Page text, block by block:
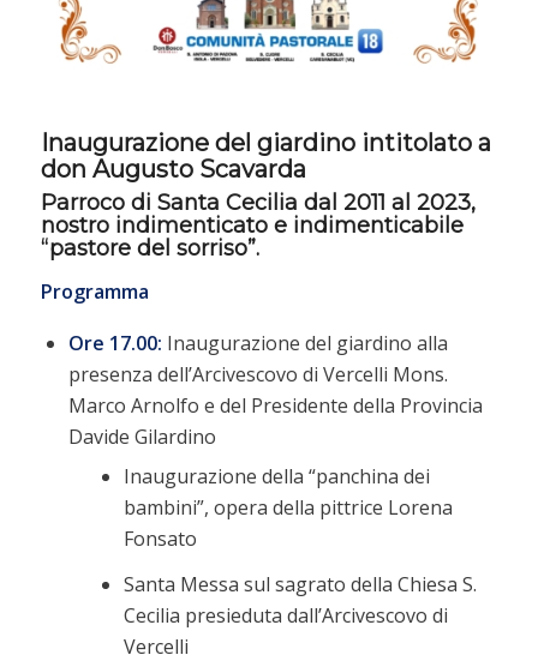
Inaugurazione del giardino intitolato a
don Augusto Scavarda
Parroco di Santa Cecilia dal 2011 al 2023,
nostro indimenticato e indimenticabile
“pastore del sorriso”.
Programma
Ore 17.00: Inaugurazione del giardino alla
presenza dell’Arcivescovo di Vercelli Mons.
Marco Arnolfo e del Presidente della Provincia
Davide Gilardino
Inaugurazione della “panchina dei
bambini”, opera della pittrice Lorena
Fonsato
Santa Messa sul sagrato della Chiesa S.
Cecilia presieduta dall’Arcivescovo di
Vercelli